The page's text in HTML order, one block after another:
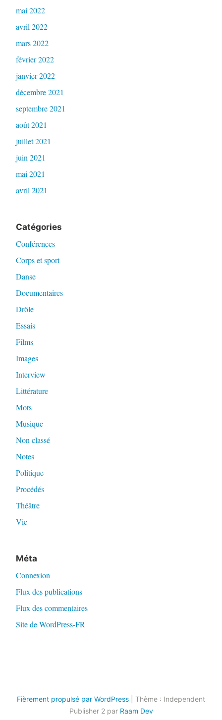
mai 2022
avril 2022
mars 2022
février 2022
janvier 2022
décembre 2021
septembre 2021
août 2021
juillet 2021
juin 2021
mai 2021
avril 2021
Catégories
Conférences
Corps et sport
Danse
Documentaires
Drôle
Essais
Films
Images
Interview
Littérature
Mots
Musique
Non classé
Notes
Politique
Procédés
Théâtre
Vie
Méta
Connexion
Flux des publications
Flux des commentaires
Site de WordPress-FR
Fièrement propulsé par WordPress
Thème : Independent
Publisher 2 par Raam Dev